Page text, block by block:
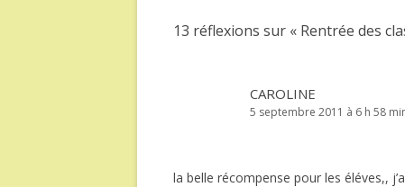
13 réflexions sur « Rentrée des
CAROLINE
5 septembre 2011 à 6 h 58
la belle récompense pour les éléves,,